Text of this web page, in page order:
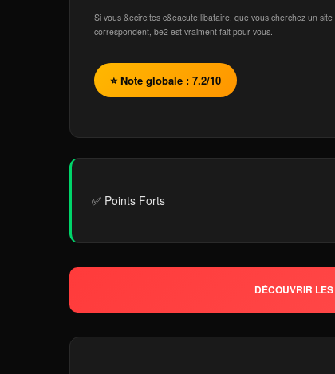
Si vous &ecirc;tes c&eacute;libataire, que vous cherchez un
correspondent, be2 est vraiment fait pour vous.
⭐ Note globale : 7.2/10
✅ Points Forts
DÉCOUVRIR